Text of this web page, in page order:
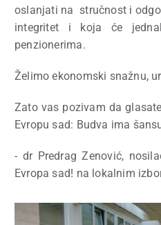
oslanjati na stručnost i
integritet i koja će
penzionerima.
Želimo ekonomski snažnu,
Zato vas pozivam da
Evropu sad: Budva ima
- dr Predrag Zenović,
Evropa sad! na lokalnim